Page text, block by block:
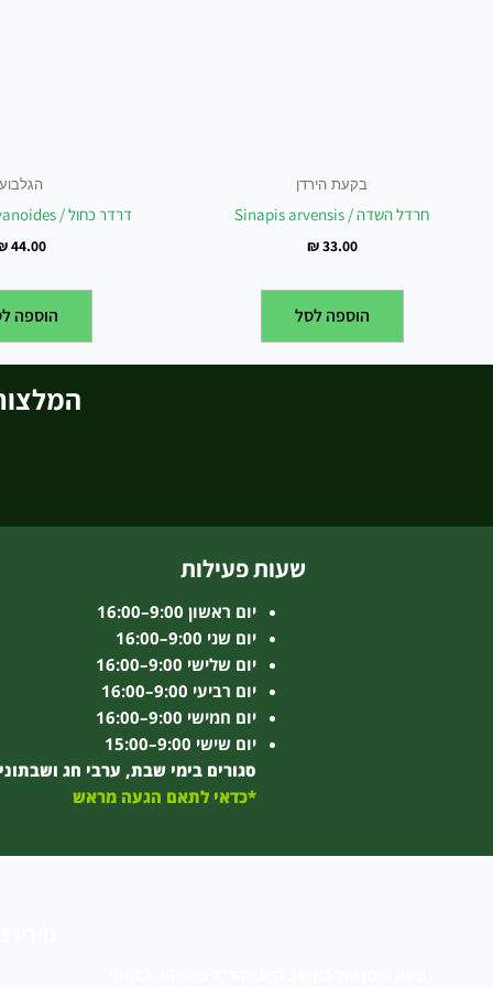
בקעת הירדן
חרדל השדה / Sinapis arvensis
₪33.00
הוספה לסל
הגלבוע
דרדר כחול / Centaurea-cyanoides
44.00
הוספה
שעות פעילות
יום ראשון 9:00–16:00
יום שני 9:00–16:00
יום שלישי 9:00–16:00
יום רביעי 9:00–16:00
יום חמישי 9:00–16:00
יום שישי 9:00–15:00
סגורים בימי שבת, ערבי חג
*כדאי לתאם הגעה מראש